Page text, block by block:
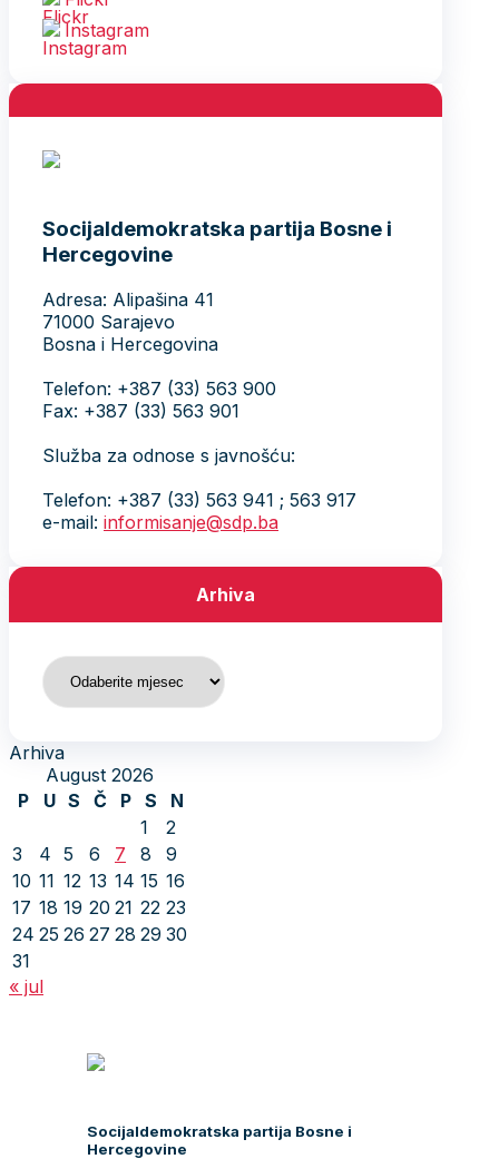
Instagram
Socijaldemokratska partija Bosne i
Hercegovine
Adresa: Alipašina 41
71000 Sarajevo
Bosna i Hercegovina
Telefon: +387 (33) 563 900
Fax: +387 (33) 563 901
Služba za odnose s javnošću:
Telefon: +387 (33) 563 941 ; 563 917
e-mail: informisanje@sdp.ba
Arhiva
Arhiva
Arhiva
August 2026
P
U S Č P S
N
1
2
3
4 5 6 7 8
9
10 11 12 13 14 15 16
17 18 19 20 21 22 23
24 25 26 27 28 29 30
31
« jul
Socijaldemokratska partija Bosne i
Hercegovine